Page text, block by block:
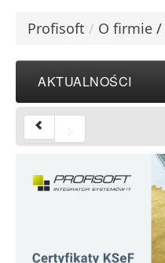
Profisoft / O firmie /
AKTUALNOŚCI